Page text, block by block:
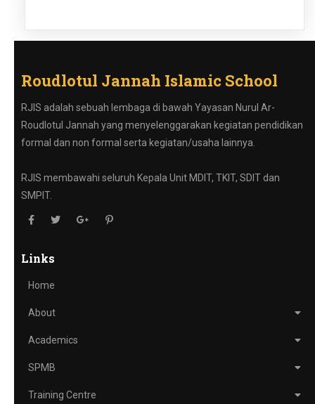
Roudlotul Jannah Islamic School
RJIS adalah sebuah lembaga di bawah Yayasan Nurul Ar-
Roudlotul Jannah yang menyelenggarakan kegiatan pendidikan
formal dan non formal serta kegiatan/usaha lainnya.
RJIS membawahi seluruh Kepala Unit MDIT, TKIT, SDIT dan
SMPIT.
Links
Home
About
Academics
SPMB
Training Centre